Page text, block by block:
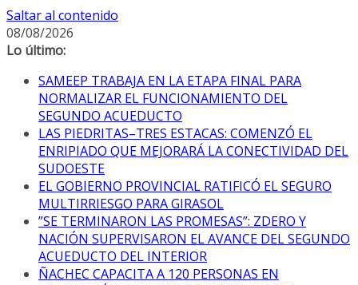
Saltar al contenido
08/08/2026
Lo último:
SAMEEP TRABAJA EN LA ETAPA FINAL PARA
NORMALIZAR EL FUNCIONAMIENTO DEL
SEGUNDO ACUEDUCTO
LAS PIEDRITAS–TRES ESTACAS: COMENZÓ EL
ENRIPIADO QUE MEJORARÁ LA CONECTIVIDAD DEL
SUDOESTE
EL GOBIERNO PROVINCIAL RATIFICÓ EL SEGURO
MULTIRRIESGO PARA GIRASOL
”SE TERMINARON LAS PROMESAS”: ZDERO Y
NACIÓN SUPERVISARON EL AVANCE DEL SEGUNDO
ACUEDUCTO DEL INTERIOR
ÑACHEC CAPACITA A 120 PERSONAS EN